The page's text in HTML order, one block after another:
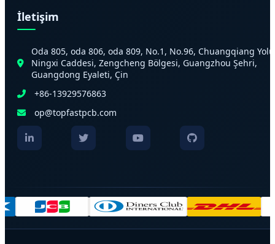
İletişim
Oda 805, oda 806, oda 809, No.1, No.96, Chuangqiang
Ningxi Caddesi, Zengcheng Bölgesi, Guangzhou Şehri,
Guangdong Eyaleti, Çin
+86-13929576863
op@topfastpcb.com